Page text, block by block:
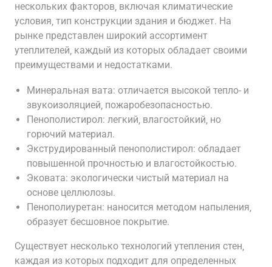
нескольких факторов‚ включая климатические
условия‚ тип конструкции здания и бюджет. На
рынке представлен широкий ассортимент
утеплителей‚ каждый из которых обладает своими
преимуществами и недостатками.
Минеральная вата: отличается высокой тепло- и
звукоизоляцией‚ пожаробезопасностью.
Пенополистирол: легкий‚ влагостойкий‚ но
горючий материал.
Экструдированный пенополистирол: обладает
повышенной прочностью и влагостойкостью.
Эковата: экологически чистый материал на
основе целлюлозы.
Пенополиуретан: наносится методом напыления‚
образует бесшовное покрытие.
Существует несколько технологий утепления стен‚
каждая из которых подходит для определенных